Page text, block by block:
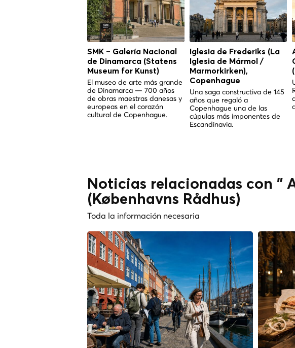
SMK – Galería Nacional
de Dinamarca (Statens
Museum for Kunst)
El museo de arte más grande
de Dinamarca — 700 años
de obras maestras danesas y
europeas en el corazón
cultural de Copenhague.
Iglesia de Frederiks (La
Iglesia de Mármol /
Marmorkirken),
Copenhague
Una saga constructiva de 145
años que regaló a
Copenhague una de las
cúpulas más imponentes de
Escandinavia.
Noticias relacionadas con "
(Københavns Rådhus)
Toda la información necesaria